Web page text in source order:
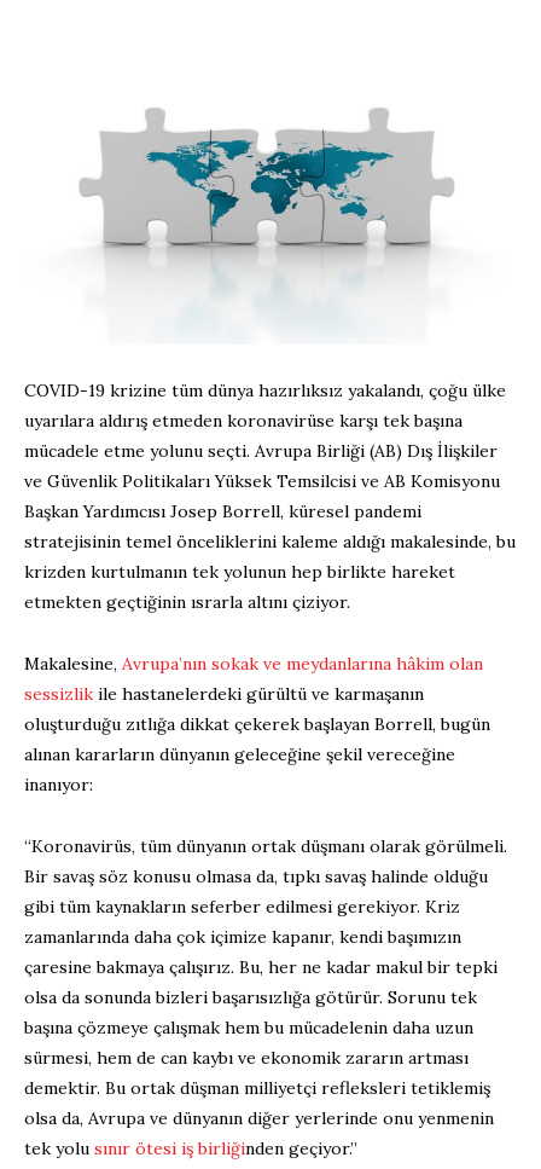
COVID-19 krizine tüm dünya hazırlıksız yakalandı, çoğu ülke
uyarılara aldırış etmeden koronavirüse karşı tek başına
mücadele etme yolunu seçti. Avrupa Birliği (AB) Dış İlişkiler
ve Güvenlik Politikaları Yüksek Temsilcisi ve AB Komisyonu
Başkan Yardımcısı Josep Borrell, küresel pandemi
stratejisinin temel önceliklerini kaleme aldığı makalesinde, bu
krizden kurtulmanın tek yolunun hep birlikte hareket
etmekten geçtiğinin ısrarla altını çiziyor.
Makalesine, Avrupa’nın sokak ve meydanlarına hâkim olan
sessizlik ile hastanelerdeki gürültü ve karmaşanın
oluşturduğu zıtlığa dikkat çekerek başlayan Borrell, bugün
alınan kararların dünyanın geleceğine şekil vereceğine
inanıyor:
“Koronavirüs, tüm dünyanın ortak düşmanı olarak görülmeli.
Bir savaş söz konusu olmasa da, tıpkı savaş halinde olduğu
gibi tüm kaynakların seferber edilmesi gerekiyor. Kriz
zamanlarında daha çok içimize kapanır, kendi başımızın
çaresine bakmaya çalışırız. Bu, her ne kadar makul bir tepki
olsa da sonunda bizleri başarısızlığa götürür. Sorunu tek
başına çözmeye çalışmak hem bu mücadelenin daha uzun
sürmesi, hem de can kaybı ve ekonomik zararın artması
demektir. Bu ortak düşman milliyetçi refleksleri tetiklemiş
olsa da, Avrupa ve dünyanın diğer yerlerinde onu yenmenin
tek yolu sınır ötesi iş birliğinden geçiyor.”